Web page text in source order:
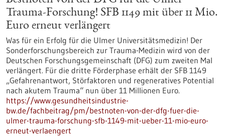
Trauma-Forschung! SFB 1149 mit über 11 Mio.
Euro erneut verlängert
Was für ein Erfolg für die Ulmer Universitätsmedizin! Der
Sonderforschungsbereich zur Trauma-Medizin wird von der
Deutschen Forschungsgemeinschaft (DFG) zum zweiten Mal
verlängert. Für die dritte Förderphase erhält der SFB 1149
„Gefahrenantwort, Störfaktoren und regeneratives Potential
nach akutem Trauma“ nun über 11 Millionen Euro.
https://www.gesundheitsindustrie-
bw.de/fachbeitrag/pm/bestnoten-von-der-dfg-fuer-die-
ulmer-trauma-forschung-sfb-1149-mit-ueber-11-mio-euro-
erneut-verlaengert